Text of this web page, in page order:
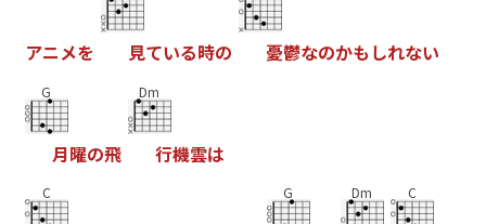
アニメを 見ている時の 憂鬱なのかもしれない
G
月曜の飛
Dm
行機雲は
C G Dm C